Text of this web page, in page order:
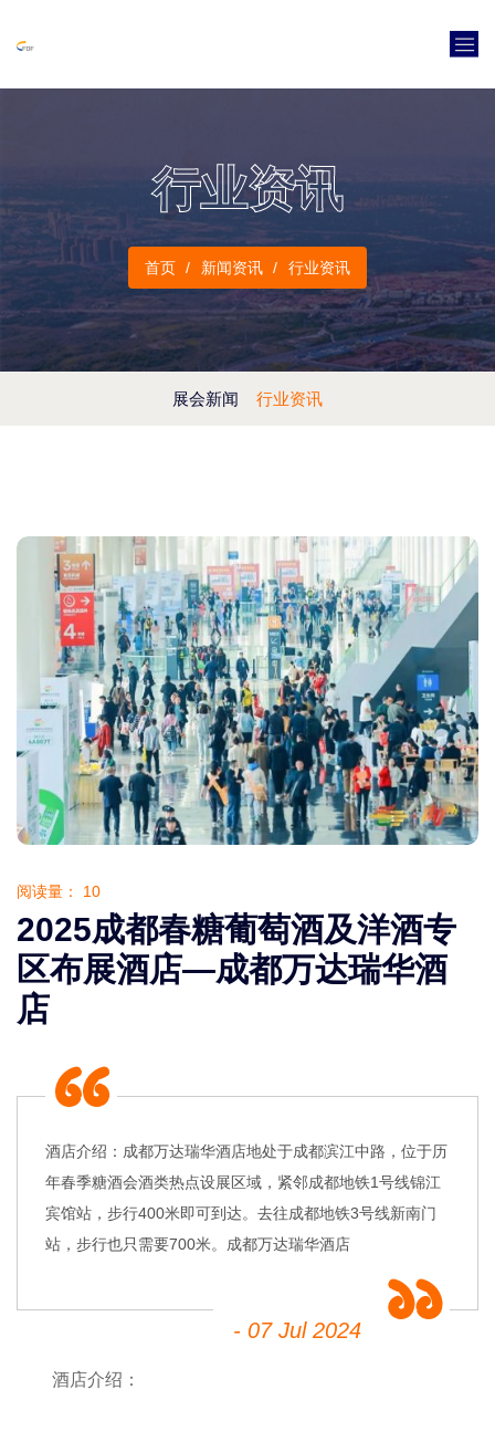
行业资讯
首页 新闻资讯 行业资讯
展会新闻 行业资讯
阅读量： 10
2025成都春糖葡萄酒及洋酒专
区布展酒店—成都万达瑞华酒
店
酒店介绍：成都万达瑞华酒店地处于成都滨江中路，位于历
年春季糖酒会酒类热点设展区域，紧邻成都地铁1号线锦江
宾馆站，步行400米即可到达。去往成都地铁3号线新南门
站，步行也只需要700米。成都万达瑞华酒店
- 07 Jul 2024
酒店介绍：